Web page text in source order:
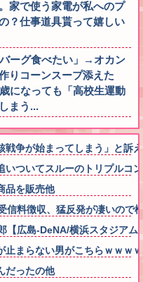
家で使う家電が私へのプ
？仕事道具貰って嬉しい
ーグ食べたい」→オカン
りコーンスープ添えた
になっても「高校生運動
まう...
戦争が始まってしまう」と
いついてスルーのトリプルコ
品を販売他
信料徴収、猛反発が凄いので
【広島-DeNA/横浜スタジアム
止まらない男がこちらｗｗｗ
だったの他